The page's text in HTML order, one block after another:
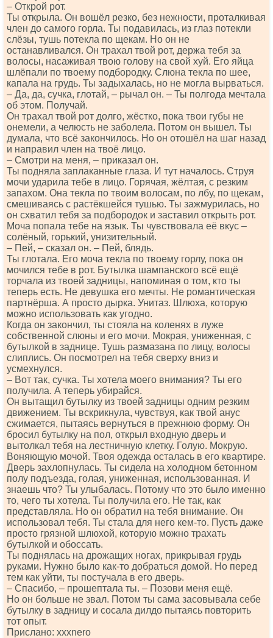
– Открой рот.
Ты открыла. Он вошёл резко, без нежности, проталкивая
член до самого горла. Ты подавилась, из глаз потекли
слёзы, тушь потекла по щекам. Но он не
останавливался. Он трахал твой рот, держа тебя за
волосы, насаживая твою голову на свой хуй. Его яйца
шлёпали по твоему подбородку. Слюна текла по шее,
капала на грудь. Ты задыхалась, но не могла вырваться.
– Да, да, сучка, глотай, – рычал он. – Ты полгода мечтала
об этом. Получай.
Он трахал твой рот долго, жёстко, пока твои губы не
онемели, а челюсть не заболела. Потом он вышел. Ты
думала, что всё закончилось. Но он отошёл на шаг назад
и направил член на твоё лицо.
– Смотри на меня, – приказал он.
Ты подняла заплаканные глаза. И тут началось. Струя
мочи ударила тебе в лицо. Горячая, жёлтая, с резким
запахом. Она текла по твоим волосам, по лбу, по щекам,
смешиваясь с растёкшейся тушью. Ты зажмурилась, но
он схватил тебя за подбородок и заставил открыть рот.
Моча попала тебе на язык. Ты чувствовала её вкус –
солёный, горький, унизительный.
– Пей, – сказал он. – Пей, блядь.
Ты глотала. Его моча текла по твоему горлу, пока он
мочился тебе в рот. Бутылка шампанского всё ещё
торчала из твоей задницы, напоминая о том, кто ты
теперь есть. Не девушка его мечты. Не романтическая
партнёрша. А просто дырка. Унитаз. Шлюха, которую
можно использовать как угодно.
Когда он закончил, ты стояла на коленях в луже
собственной слюны и его мочи. Мокрая, униженная, с
бутылкой в заднице. Тушь размазана по лицу, волосы
слиплись. Он посмотрел на тебя сверху вниз и
усмехнулся.
– Вот так, сучка. Ты хотела моего внимания? Ты его
получила. А теперь убирайся.
Он вытащил бутылку из твоей задницы одним резким
движением. Ты вскрикнула, чувствуя, как твой анус
сжимается, пытаясь вернуться в прежнюю форму. Он
бросил бутылку на пол, открыл входную дверь и
вытолкал тебя на лестничную клетку. Голую. Мокрую.
Воняющую мочой. Твоя одежда осталась в его квартире.
Дверь захлопнулась. Ты сидела на холодном бетонном
полу подъезда, голая, униженная, использованная. И
знаешь что? Ты улыбалась. Потому что это было именно
то, чего ты хотела. Ты получила его. Не так, как
представляла. Но он обратил на тебя внимание. Он
использовал тебя. Ты стала для него кем-то. Пусть даже
просто грязной шлюхой, которую можно трахать
бутылкой и обоссать.
Ты поднялась на дрожащих ногах, прикрывая грудь
руками. Нужно было как-то добраться домой. Но перед
тем как уйти, ты постучала в его дверь.
– Спасибо, – прошептала ты. – Позови меня ещё.
Но он больше не звал. Потом ты сама засовывала себе
бутылку в задницу и сосала дилдо пытаясь повторить
тот опыт.
Прислано: хххnеrо